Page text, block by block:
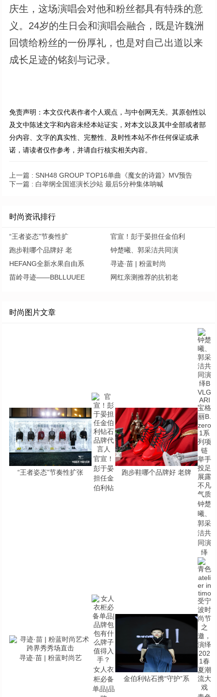
庆生，这场演唱会对他和粉丝都具有特殊的意
义。24岁的生日会和演唱会融合，既是许魏洲
回馈给粉丝的一份厚礼，也是对自己出道以来
成长足迹的铭刻与记录。
免责声明：本文仅代表作者个人观点，与中创网无关。其原创性以
及文中陈述文字和内容未经本站证实，对本文以及其中全部或者部
分内容、文字的真实性、完整性、及时性本站不作任何保证或承
诺，请读者仅作参考，并请自行核实相关内容。
上一篇 : SNH48 GROUP TOP16单曲《魔女的诗篇》MV预告
下一篇 : 白举纲全国巡演长沙站 最后5分种集体呐喊
时尚资讯排行
“王者姿态”节奏性扩
官宣！彭于晏担任金伯利
跑步鞋哪个品牌好 老
钟楚曦、郭采洁共同演
HEFANG全新水果自由系
寻迹·苗 | 粉蓝时尚
苗岭寻迹——BBLLUUEE
网红亲测推荐的抗初老
时尚图片文章
“王者姿态”节奏性扩张
官宣！
彭于晏
担任金
伯利钻
跑步鞋哪个品牌好 老牌
钟楚
曦、
郭采
洁共
同演
绎
寻迹·苗 | 粉蓝时尚艺
女人衣
柜必备
单品|品
金伯利钻石携“守护”系